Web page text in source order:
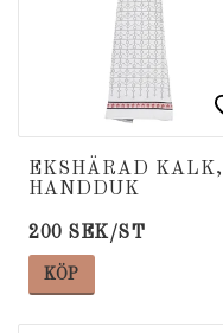
EKSHÄRAD KALK,
HANDDUK
200 SEK/ST
KÖP